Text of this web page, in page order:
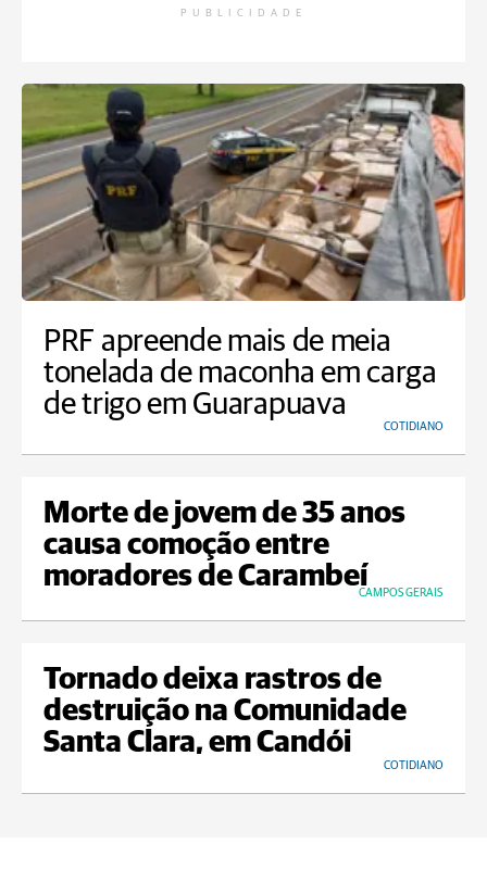
PUBLICIDADE
PRF apreende mais de meia
tonelada de maconha em carga
de trigo em Guarapuava
COTIDIANO
Morte de jovem de 35 anos
causa comoção entre
moradores de Carambeí
CAMPOS GERAIS
Tornado deixa rastros de
destruição na Comunidade
Santa Clara, em Candói
COTIDIANO